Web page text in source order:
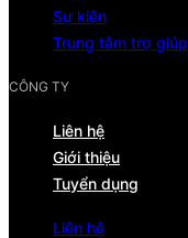
Sự kiện
Trung tâm trợ giúp
CÔNG TY
Liên hệ
Giới thiệu
Tuyển dụng
Liên hệ